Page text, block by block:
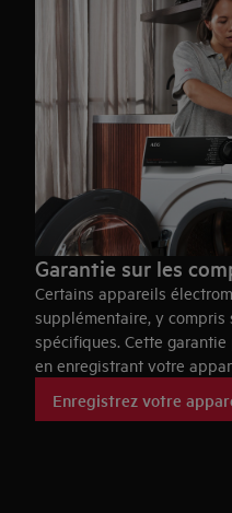
Garantie sur les
Certains appareils
supplémentaire, y compris
spécifiques. Cette
en enregistrant votre
Enregistrez votre